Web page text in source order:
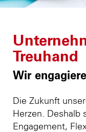
Treuhand
Wir
Die Zukunft
Herzen. Deshalb
Engagement,